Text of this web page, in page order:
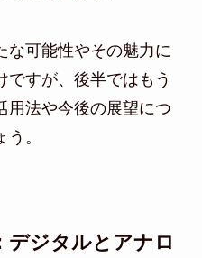
な可能性やその魅力に
ですが、後半ではもう
用法や今後の展望につ
。
デジタルとアナロ